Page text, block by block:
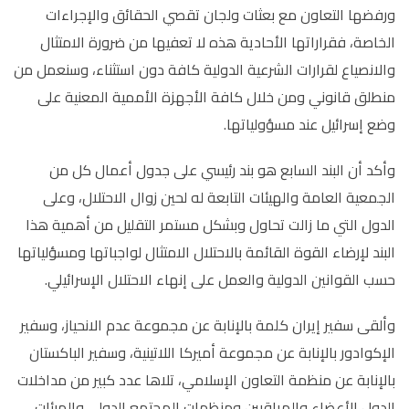
ورفضها التعاون مع بعثات ولجان تقصي الحقائق والإجراءات
الخاصة، فقراراتها الأحادية هذه لا تعفيها من ضرورة الامتثال
والانصياع لقرارات الشرعية الدولية كافة دون استثناء، وسنعمل من
منطلق قانوني ومن خلال كافة الأجهزة الأممية المعنية على
وضع إسرائيل عند مسؤولياتها.
وأكد أن البند السابع هو بند رئيسي على جدول أعمال كل من
الجمعية العامة والهيئات التابعة له لحين زوال الاحتلال، وعلى
الدول التي ما زالت تحاول وبشكل مستمر التقليل من أهمية هذا
البند لإرضاء القوة القائمة بالاحتلال الامتثال لواجباتها ومسؤلياتها
حسب القوانين الدولية والعمل على إنهاء الاحتلال الإسرائيلي.
وألقى سفير إيران كلمة بالإنابة عن مجموعة عدم الانحياز، وسفير
الإكوادور بالإنابة عن مجموعة أميركا اللاتينية، وسفير الباكستان
بالإنابة عن منظمة التعاون الإسلامي، تلاها عدد كبير من مداخلات